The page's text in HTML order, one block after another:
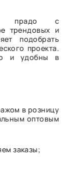
прадо с
трендовых и
подобрать
проекта.
и удобны в
в розницу
оптовым
заказы;